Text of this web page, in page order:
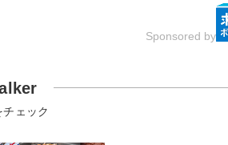
Sponsored by
ェック